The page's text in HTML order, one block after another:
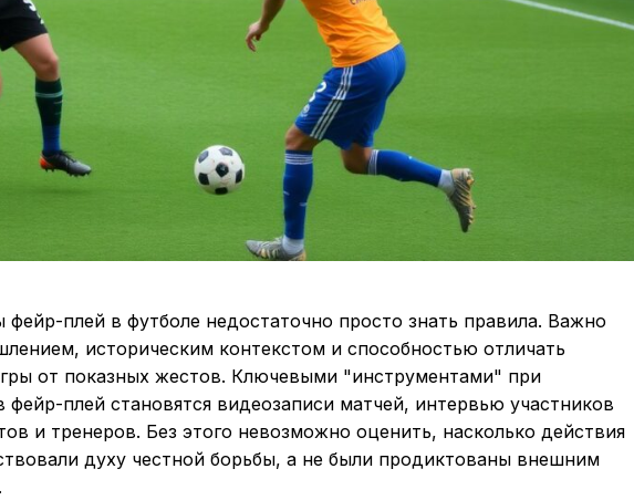
плей в футболе недостаточно просто знать правила. Важно
историческим контекстом и способностью отличать
от показных жестов. Ключевыми "инструментами" при
фейр-плей становятся видеозаписи матчей, интервью участников
и тренеров. Без этого невозможно оценить, насколько действия
духу честной борьбы, а не были продиктованы внешним